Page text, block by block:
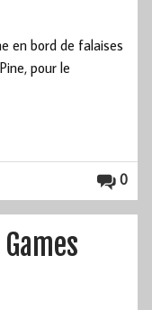
en bord de falaises
pour le
0